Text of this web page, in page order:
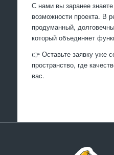
С нами вы заранее
возможности проекта. В
продуманный,
который объединяет
👉 Оставьте заявку уже
пространство, где
вас.